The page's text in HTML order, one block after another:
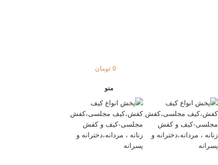
0 تومان
منو